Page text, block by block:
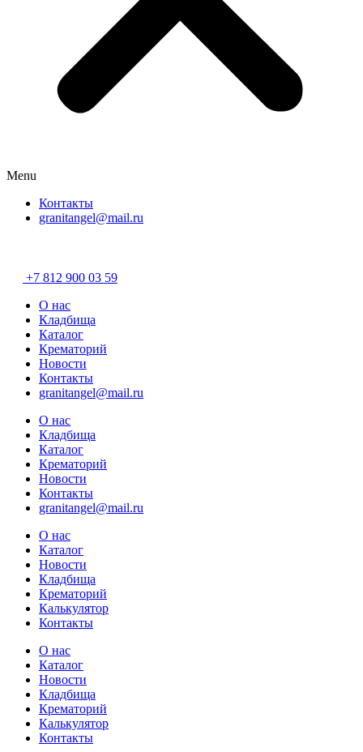
Menu
Контакты
granitangel@mail.ru
+7 812 900 03 59
О нас
Кладбища
Каталог
Крематорий
Новости
Контакты
granitangel@mail.ru
О нас
Кладбища
Каталог
Крематорий
Новости
Контакты
granitangel@mail.ru
О нас
Каталог
Новости
Кладбища
Крематорий
Калькулятор
Контакты
О нас
Каталог
Новости
Кладбища
Крематорий
Калькулятор
Контакты